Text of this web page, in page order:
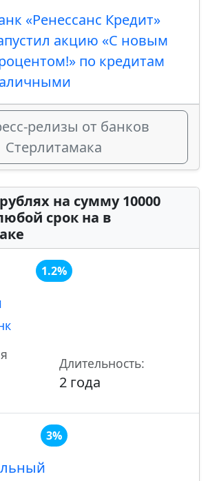
«Ренессанс Кредит»
​акцию «С новым
по кредитам
релизы от банков
Стерлитамака
на сумму 10000
срок на в
1.2%
Длительность:
2 года
3%